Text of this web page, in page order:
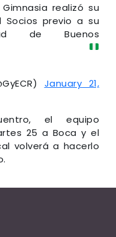
realizó su
previo a su
de Buenos
January 21,
el equipo
25 a Boca y el
volverá a hacerlo